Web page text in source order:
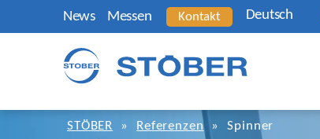
News Messen Kontakt Deutsch
STÖBER » Referenzen » Spinner